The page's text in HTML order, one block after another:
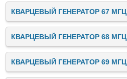
КВАРЦЕВЫЙ ГЕНЕРАТОР 67 МГЦ
КВАРЦЕВЫЙ ГЕНЕРАТОР 68 МГЦ
КВАРЦЕВЫЙ ГЕНЕРАТОР 69 МГЦ